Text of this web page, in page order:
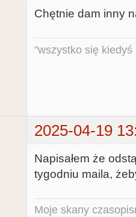
Chętnie dam inny
"wszystko się kiedyś
2025-04-19
Napisałem że
tygodniu maila,
Moje skany